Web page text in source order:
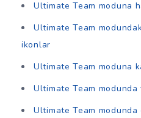
Ultimate Team moduna
Ultimate Team
ikonlar
Ultimate Team moduna
Ultimate Team
Ultimate Team modunda